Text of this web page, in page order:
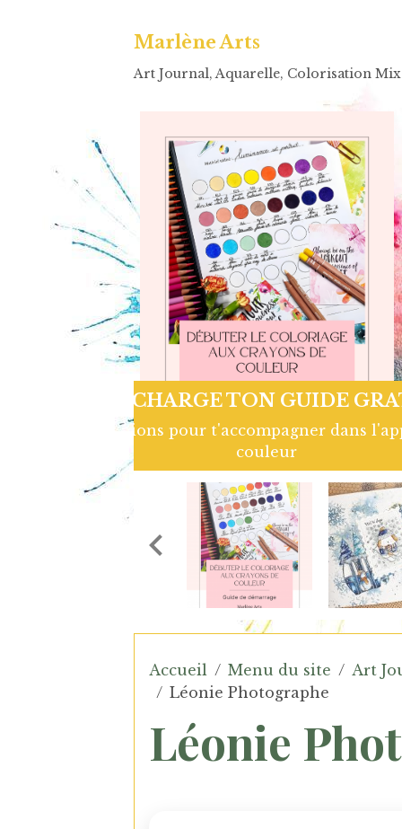
Marlène Arts
Art Journal, Aquarelle, Colorisation
Page d'art Journal réalisée
Accueil Menu du site
Art
Léonie Photographe
Léonie